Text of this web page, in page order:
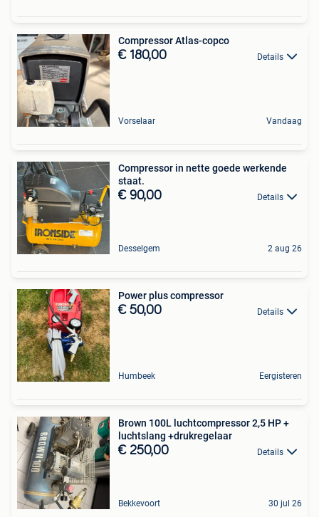
Compressor Atlas-copco
€ 180,00 Details
Vorselaar Vandaag
Compressor in nette goede werkende
staat.
€ 90,00 Details
Desselgem 2 aug 26
Power plus compressor
€ 50,00 Details
Humbeek Eergisteren
Brown 100L luchtcompressor 2,5 HP +
luchtslang +drukregelaar
€ 250,00 Details
Bekkevoort 30 jul 26